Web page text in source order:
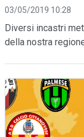
03/05/2019 10:28
Diversi incastri
della nostra